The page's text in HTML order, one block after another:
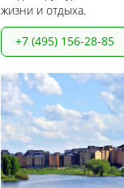
жизни и отдыха.
+7 (495) 156-28-85